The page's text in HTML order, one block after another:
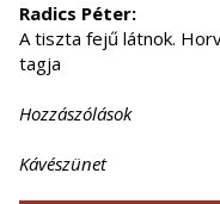
Radics Péter:
A tiszta fejű látnok.
tagja
Hozzászólások
Kávészünet